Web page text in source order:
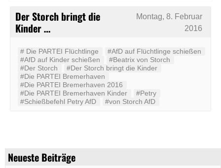
Neueste Beiträge
Der Storch bringt die
Kinder …
Montag, 8. Februar
2016
#‬ ‪Die PARTEI‬ Flüchtlinge
#AfD auf Flüchtlinge schießen
#AfD auf Kinder schießen
#Beatrix von Storch
#Der Storch
#Der Storch bringt die Kinder
#Die PARTEI Bremerhaven
#Die PARTEI Bremerhaven 2016
#Die PARTEI Bremerhaven Kinder
#Petry
#Schießbefehl Petry AfD
#von Storch AfD